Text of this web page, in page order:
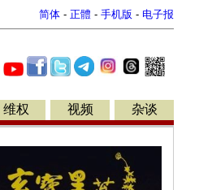
简体 - 正體 - 手机版 - 电子报
维权 视频 杂谈